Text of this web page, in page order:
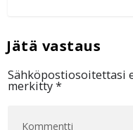
Sähköpostiosoitettasi
merkitty*